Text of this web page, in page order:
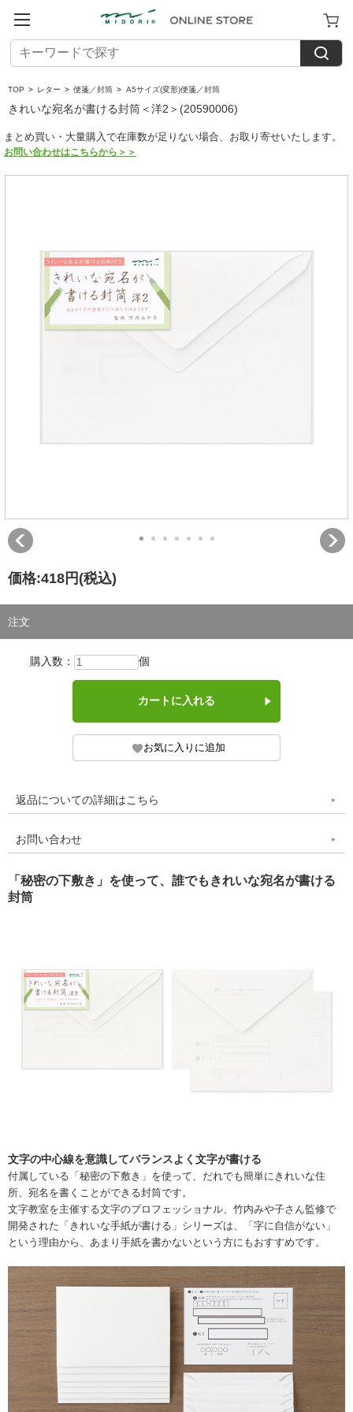
TOP > レター > 便箋／封筒 > A5サイズ(変形)便箋／封筒
きれいな宛名が書ける封筒＜洋2＞(20590006)
まとめ買い・大量購入で在庫数が足りない場合、お取り寄せいたします。
お問い合わせはこちらから＞＞
価格:418円 (税込)
注文
購入数： 個
返品についての詳細はこちら
お問い合わせ
「秘密の下敷き」を使って、誰でもきれいな宛名が書ける
封筒
文字の中心線を意識してバランスよく文字が書ける
付属している「秘密の下敷き」を使って、だれでも簡単にきれいな住
所、宛名を書くことができる封筒です。
文字教室を主催する文字のプロフェッショナル、竹内みや子さん監修で
開発された「きれいな手紙が書ける」シリーズは、「字に自信がない」
という理由から、あまり手紙を書かないという方にもおすすめです。